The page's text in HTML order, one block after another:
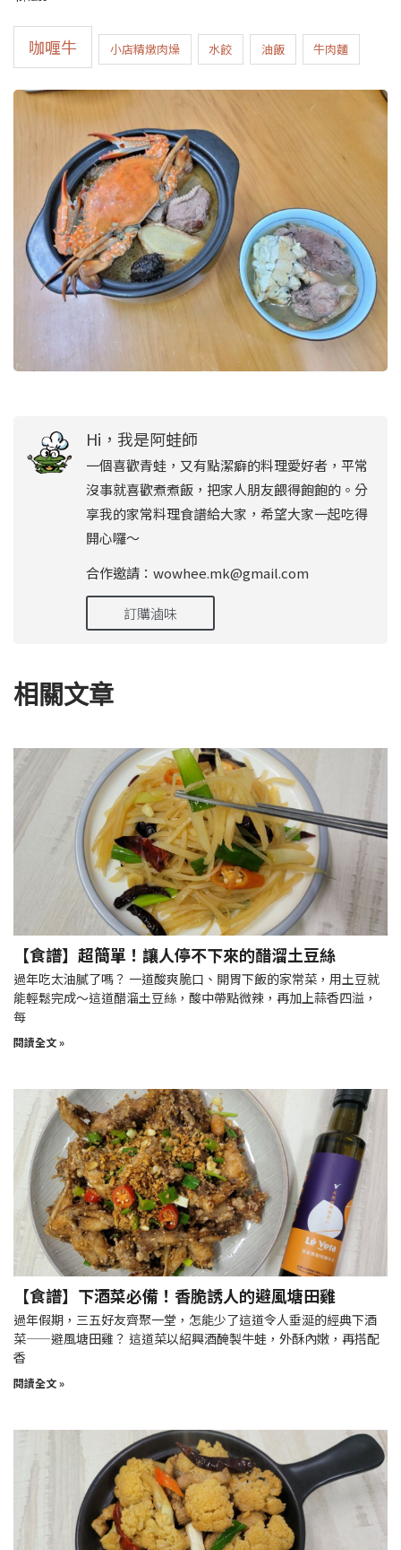
咖喱牛 小店精燉肉燥 水餃 油飯 牛肉麵
Hi，我是阿蛙師
一個喜歡青蛙，又有點潔癖的料理愛好者，平常
沒事就喜歡煮煮飯，把家人朋友餵得飽飽的。分
享我的家常料理食譜給大家，希望大家一起吃得
開心囉～
合作邀請：wowhee.mk@gmail.com
訂購滷味
相關文章
【食譜】超簡單！讓人停不下來的醋溜土豆絲
過年吃太油膩了嗎？ 一道酸爽脆口、開胃下飯的家常菜，用土豆就
能輕鬆完成～這道醋溜土豆絲，酸中帶點微辣，再加上蒜香四溢，
每
閱讀全文 »
【食譜】下酒菜必備！香脆誘人的避風塘田雞
過年假期，三五好友齊聚一堂，怎能少了這道令人垂涎的經典下酒
菜——避風塘田雞？ 這道菜以紹興酒醃製牛蛙，外酥內嫩，再搭配
香
閱讀全文 »